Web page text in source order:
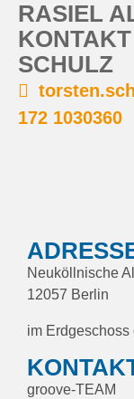
RASIEL
SCHULZ
172 1030360
Neuköllnische
12057 Berlin
im
groove-TEAM